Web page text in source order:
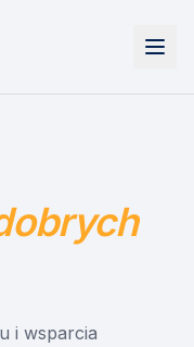
i wsparcia